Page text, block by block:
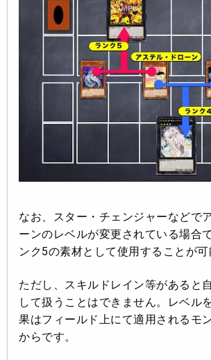
なお、スター・チェンジャーなどで
ーンのレベルが変更されている場合
ンク5の素材として使用することが可
ただし、スキルドレイン等があると
して扱うことはできません。レベル
果はフィールド上にて適用されるモ
からです。